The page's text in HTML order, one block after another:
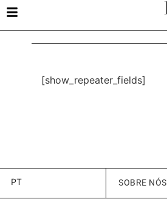
[show_repeater_fields]
PT SOBRE NÓS